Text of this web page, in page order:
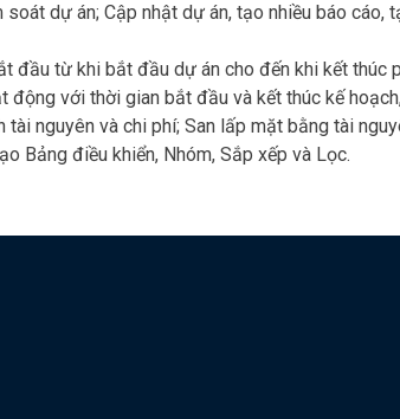
dự án; Cập nhật dự án, tạo nhiều báo cáo,
đầu từ khi bắt đầu dự án cho đến khi kết thúc
động với thời gian bắt đầu và kết thúc kế
nguyên và chi phí; San lấp mặt bằng tài
Bảng điều khiển, Nhóm, Sắp xếp và Lọc.